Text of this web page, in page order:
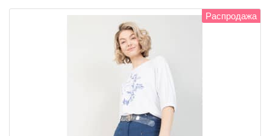
Распродажа